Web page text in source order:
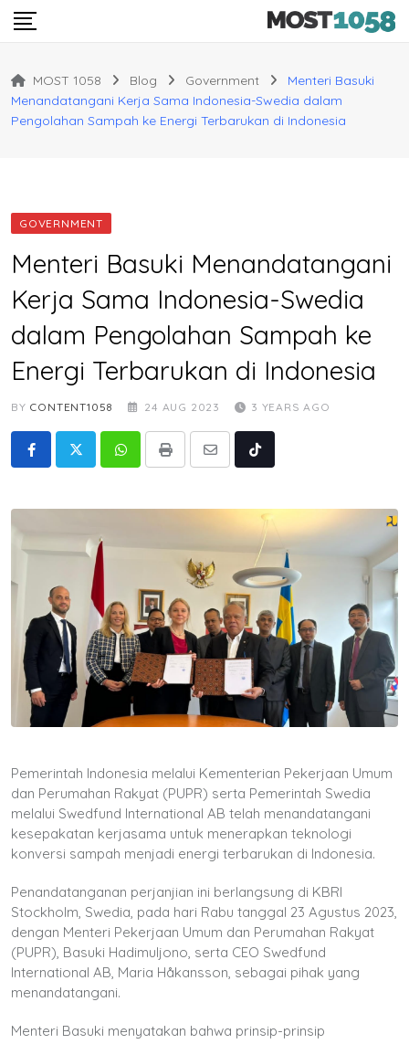
Skip
MOST 1058 Blog Government
Menteri Basuki
Menandatangani Kerja Sama Indonesia-Swedia dalam
Pengolahan Sampah ke Energi Terbarukan di Indonesia
GOVERNMENT
Menteri Basuki Menandatangani
Kerja Sama Indonesia-Swedia
dalam Pengolahan Sampah ke
Energi Terbarukan di Indonesia
BY CONTENT1058 24 AUG 2023 3 YEARS AGO
WhatsappPrint
Share
Tiktok
Pemerintah Indonesia melalui Kementerian Pekerjaan Umum
dan Perumahan Rakyat (PUPR) serta Pemerintah Swedia
melalui Swedfund International AB telah menandatangani
kesepakatan kerjasama untuk menerapkan teknologi
konversi sampah menjadi energi terbarukan di Indonesia.
Penandatanganan perjanjian ini berlangsung di KBRI
Stockholm, Swedia, pada hari Rabu tanggal 23 Agustus 2023,
dengan Menteri Pekerjaan Umum dan Perumahan Rakyat
(PUPR), Basuki Hadimuljono, serta CEO Swedfund
International AB, Maria Håkansson, sebagai pihak yang
menandatangani.
Menteri Basuki menyatakan bahwa prinsip-prinsip